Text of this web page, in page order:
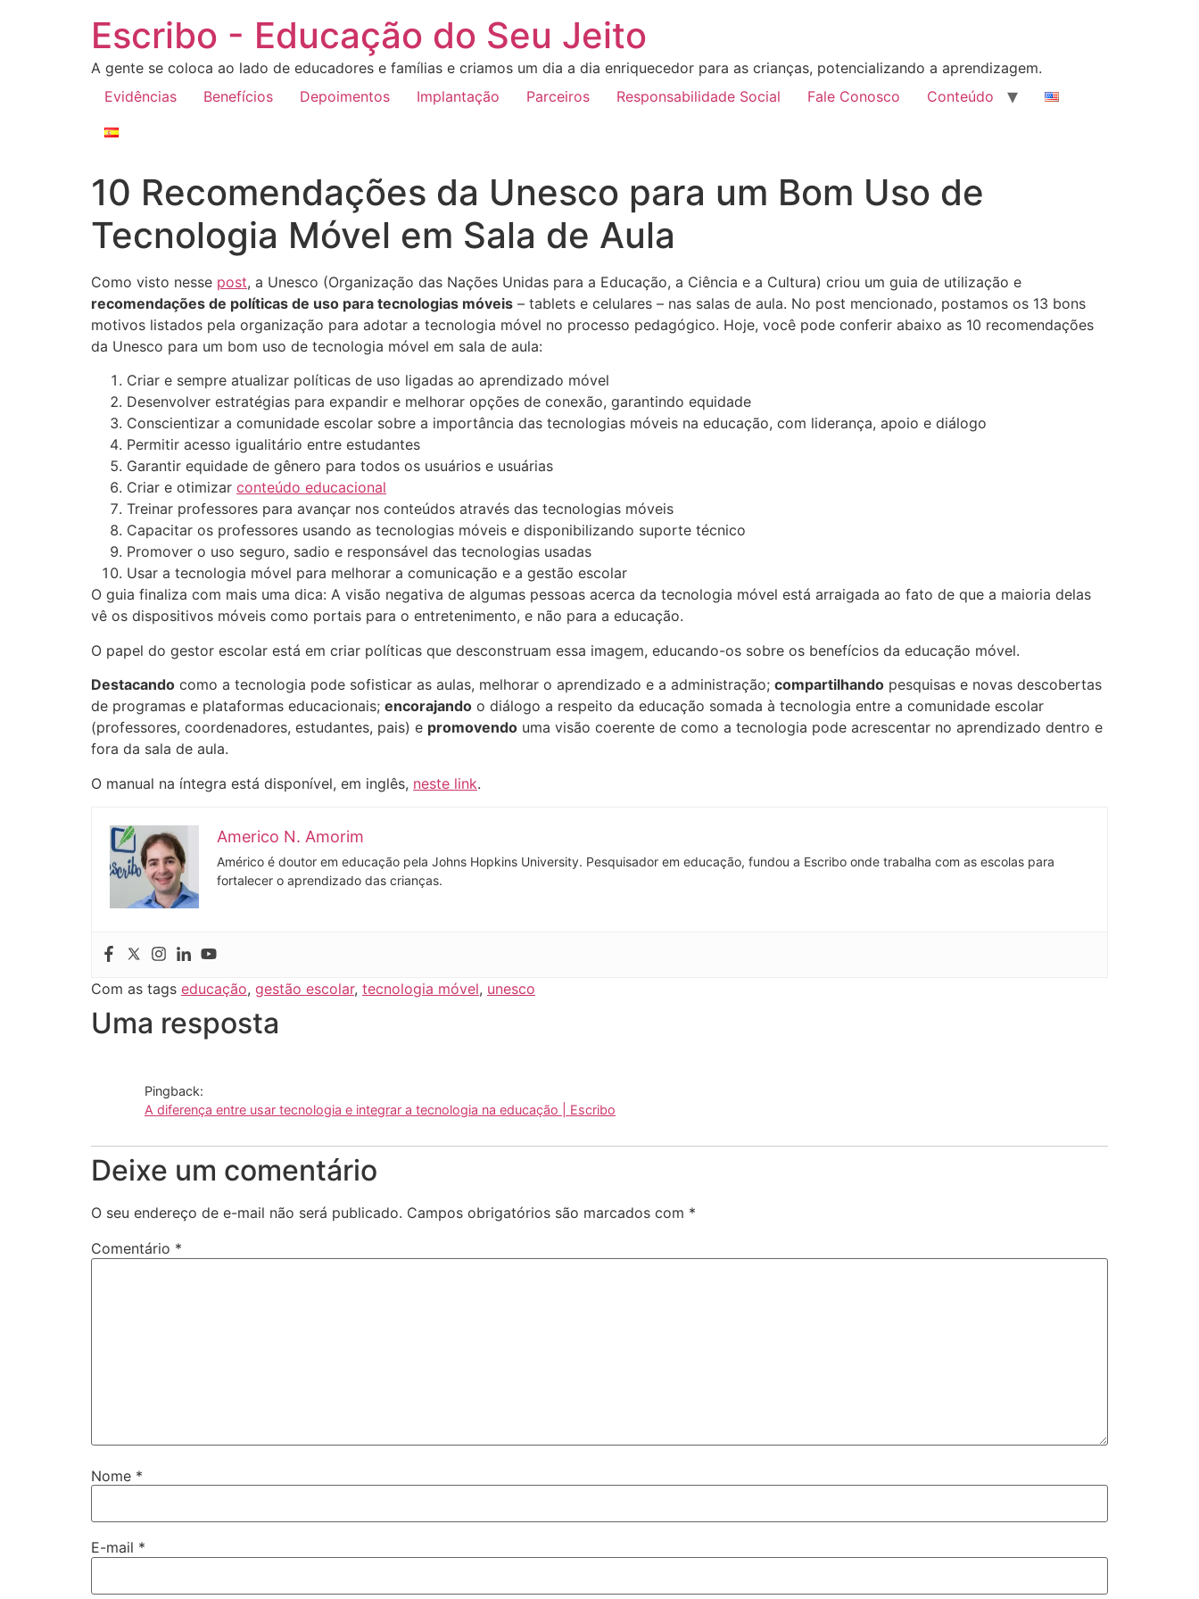
Escribo - Educação do Seu Jeito
A gente se coloca ao lado de educadores e famílias e criamos um dia a dia enriquecedor para as crianças, potencializando a aprendizagem.
Evidências
Benefícios Depoimentos Implantação Parceiros Responsabilidade Social Fale Conosco Conteúdo
10 Recomendações da Unesco para um Bom Uso de
Tecnologia Móvel em Sala de Aula
Como visto nesse post, a Unesco (Organização das Nações Unidas para a Educação, a Ciência e a Cultura) criou um guia de utilização e
recomendações de políticas de uso para tecnologias móveis – tablets e celulares – nas salas de aula. No post mencionado, postamos os 13 bons
motivos listados pela organização para adotar a tecnologia móvel no processo pedagógico. Hoje, você pode conferir abaixo as 10 recomendações
da Unesco para um bom uso de tecnologia móvel em sala de aula:
Criar e sempre atualizar políticas de uso ligadas ao aprendizado móvel
Desenvolver estratégias para expandir e melhorar opções de conexão, garantindo equidade
Conscientizar a comunidade escolar sobre a importância das tecnologias móveis na educação, com liderança, apoio e diálogo
Permitir acesso igualitário entre estudantes
Garantir equidade de gênero para todos os usuários e usuárias
Criar e otimizar conteúdo educacional
Treinar professores para avançar nos conteúdos através das tecnologias móveis
Capacitar os professores usando as tecnologias móveis e disponibilizando suporte técnico
Promover o uso seguro, sadio e responsável das tecnologias usadas
Usar a tecnologia móvel para melhorar a comunicação e a gestão escolar
O guia finaliza com mais uma dica: A visão negativa de algumas pessoas acerca da tecnologia móvel está arraigada ao fato de que a maioria delas
vê os dispositivos móveis como portais para o entretenimento, e não para a educação.
O papel do gestor escolar está em criar políticas que desconstruam essa imagem, educando-os sobre os benefícios da educação móvel.
Destacando como a tecnologia pode sofisticar as aulas, melhorar o aprendizado e a administração; compartilhando pesquisas e novas descobertas
de programas e plataformas educacionais; encorajando o diálogo a respeito da educação somada à tecnologia entre a comunidade escolar
(professores, coordenadores, estudantes, pais) e promovendo uma visão coerente de como a tecnologia pode acrescentar no aprendizado dentro e
fora da sala de aula.
O manual na íntegra está disponível, em inglês, neste link.
Americo N. Amorim
Américo é doutor em educação pela Johns Hopkins University. Pesquisador em educação, fundou a Escribo onde trabalha com as escolas para
fortalecer o aprendizado das crianças.
Com as tags educação, gestão escolar, tecnologia móvel, unesco
Uma resposta
Pingback:
A diferença entre usar tecnologia e integrar a tecnologia na educação | Escribo
Deixe um comentário
O seu endereço de e-mail não será publicado. Campos obrigatórios são marcados com *
Comentário *
Nome *
E-mail *